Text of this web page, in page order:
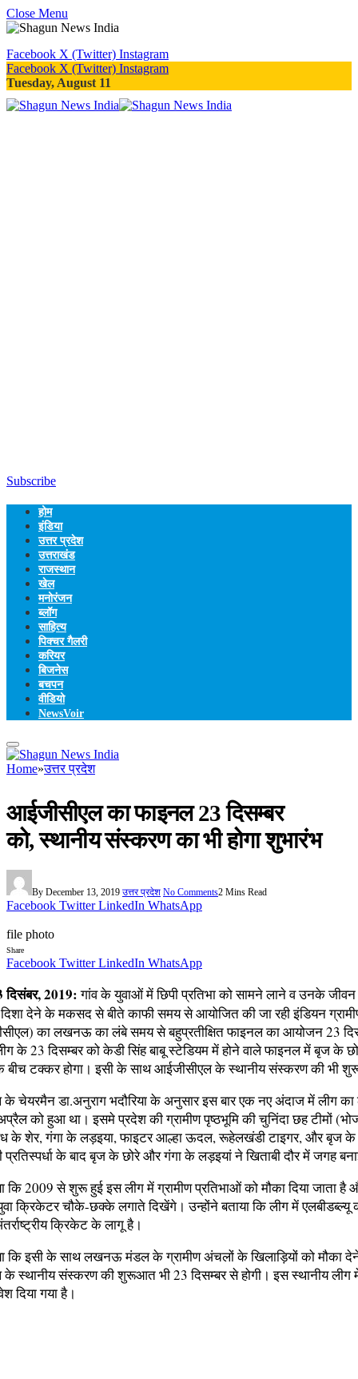
Close Menu
Facebook X (Twitter) Instagram
Facebook X (Twitter) Instagram
Tuesday, August 11
Subscribe
होम
इंडिया
उत्तर प्रदेश
उत्तराखंड
राजस्थान
खेल
मनोरंजन
ब्लॉग
साहित्य
पिक्चर गैलरी
करियर
बिजनेस
बचपन
वीडियो
NewsVoir
Home»उत्तर प्रदेश
आईजीसीएल का फाइनल 23 दिसम्बर
को, स्थानीय संस्करण का भी होगा शुभारंभ
By December 13, 2019 उत्तर प्रदेश No Comments2 Mins Read
Facebook Twitter LinkedIn WhatsApp
file photo
Share
Facebook Twitter LinkedIn WhatsApp
2019:गांव के युवाओं में छिपी प्रतिभा को सामने लाने व उनके
देने के मकसद से बीते काफी समय से आयोजित की जा रही इंडियन
का लखनऊ का लंबे समय से बहुप्रतीक्षित फाइनल का आयोजन 23
के 23 दिसम्बर को केडी सिंह बाबू स्टेडियम में होने वाले फाइनल में बृज के
टक्कर होगा। इसी के साथ आईजीसीएल के स्थानीय संस्करण की भी
चेयरमैन डा.अनुराग भदौरिया के अनुसार इस बार एक नए अंदाज में लीग
को हुआ था। इसमे प्रदेश की ग्रामीण पृष्ठभूमि की चुनिंदा छह टीमों
के शेर, गंगा के लड़इया, फाइटर आल्हा ऊदल, रूहेलखंडी टाइगर, और बृज
प्रतिस्पर्धा के बाद बृज के छोरे और गंगा के लड़इयां ने खिताबी दौर में जगह
कि 2009 से शुरू हुई इस लीग में ग्रामीण प्रतिभाओं को मौका दिया जाता है
क्रिकेटर चौके-छक्के लगाते दिखेंगे। उन्होंने बताया कि लीग में एलबीडब्ल्यू
क्रिकेट के लागू है।
कि इसी के साथ लखनऊ मंडल के ग्रामीण अंचलों के खिलाड़ियों को मौका
स्थानीय संस्करण की शुरूआत भी 23 दिसम्बर से होगी। इस स्थानीय
दिया गया है।